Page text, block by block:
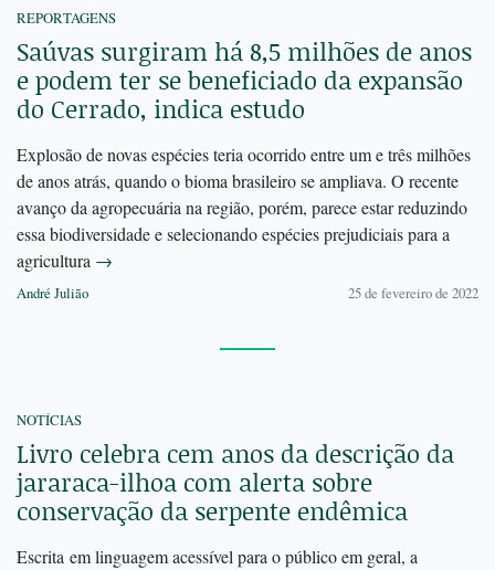
REPORTAGENS
Saúvas surgiram há 8,5 milhões de anos
e podem ter se beneficiado da expansão
do Cerrado, indica estudo
Explosão de novas espécies teria ocorrido entre um e três milhões
de anos atrás, quando o bioma brasileiro se ampliava. O recente
avanço da agropecuária na região, porém, parece estar reduzindo
essa biodiversidade e selecionando espécies prejudiciais para a
agricultura →
André Julião 25 de fevereiro de 2022
NOTÍCIAS
Livro celebra cem anos da descrição da
jararaca-ilhoa com alerta sobre
conservação da serpente endêmica
Escrita em linguagem acessível para o público em geral, a